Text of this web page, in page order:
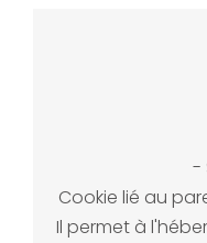
Cookie lié au
Il permet à